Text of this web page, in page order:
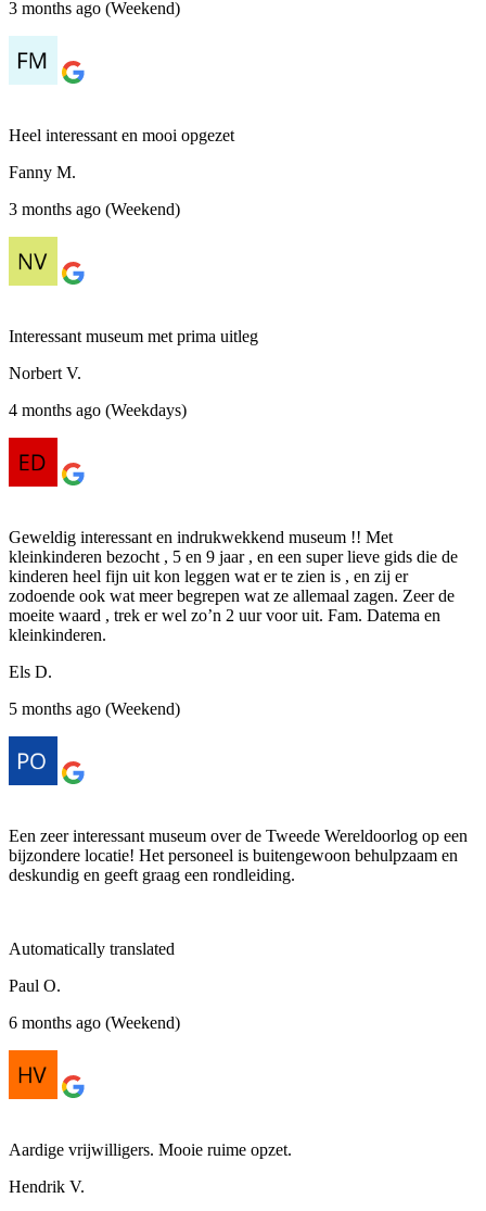
3 months ago (Weekend)
Heel interessant en mooi opgezet
Fanny M.
3 months ago (Weekend)
Interessant museum met prima uitleg
Norbert V.
4 months ago (Weekdays)
Geweldig interessant en indrukwekkend museum !! Met
kleinkinderen bezocht , 5 en 9 jaar , en een super lieve gids die de
kinderen heel fijn uit kon leggen wat er te zien is , en zij er
zodoende ook wat meer begrepen wat ze allemaal zagen. Zeer de
moeite waard , trek er wel zo’n 2 uur voor uit. Fam. Datema en
kleinkinderen.
Els D.
5 months ago (Weekend)
Een zeer interessant museum over de Tweede Wereldoorlog op een
bijzondere locatie! Het personeel is buitengewoon behulpzaam en
deskundig en geeft graag een rondleiding.
Automatically translated
Paul O.
6 months ago (Weekend)
Aardige vrijwilligers. Mooie ruime opzet.
Hendrik V.